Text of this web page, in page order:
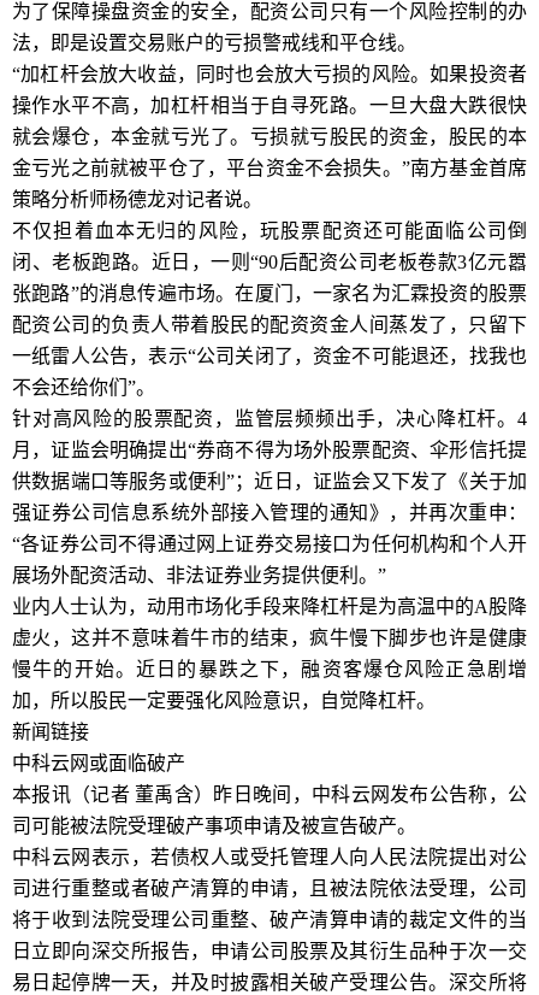
为了保障操盘资金的安全，配资公司只有一个风险控制的办
法，即是设置交易账户的亏损警戒线和平仓线。
“加杠杆会放大收益，同时也会放大亏损的风险。如果投资者
操作水平不高，加杠杆相当于自寻死路。一旦大盘大跌很快
就会爆仓，本金就亏光了。亏损就亏股民的资金，股民的本
金亏光之前就被平仓了，平台资金不会损失。”南方基金首席
策略分析师杨德龙对记者说。
不仅担着血本无归的风险，玩股票配资还可能面临公司倒
闭、老板跑路。近日，一则“90后配资公司老板卷款3亿元嚣
张跑路”的消息传遍市场。在厦门，一家名为汇霖投资的股票
配资公司的负责人带着股民的配资资金人间蒸发了，只留下
一纸雷人公告，表示“公司关闭了，资金不可能退还，找我也
不会还给你们”。
针对高风险的股票配资，监管层频频出手，决心降杠杆。4
月，证监会明确提出“券商不得为场外股票配资、伞形信托提
供数据端口等服务或便利”；近日，证监会又下发了《关于加
强证券公司信息系统外部接入管理的通知》，并再次重申：
“各证券公司不得通过网上证券交易接口为任何机构和个人开
展场外配资活动、非法证券业务提供便利。”
业内人士认为，动用市场化手段来降杠杆是为高温中的A股降
虚火，这并不意味着牛市的结束，疯牛慢下脚步也许是健康
慢牛的开始。近日的暴跌之下，融资客爆仓风险正急剧增
加，所以股民一定要强化风险意识，自觉降杠杆。
新闻链接
中科云网或面临破产
本报讯（记者 董禹含）昨日晚间，中科云网发布公告称，公
司可能被法院受理破产事项申请及被宣告破产。
中科云网表示，若债权人或受托管理人向人民法院提出对公
司进行重整或者破产清算的申请，且被法院依法受理，公司
将于收到法院受理公司重整、破产清算申请的裁定文件的当
日立即向深交所报告，申请公司股票及其衍生品种于次一交
易日起停牌一天，并及时披露相关破产受理公告。深交所将